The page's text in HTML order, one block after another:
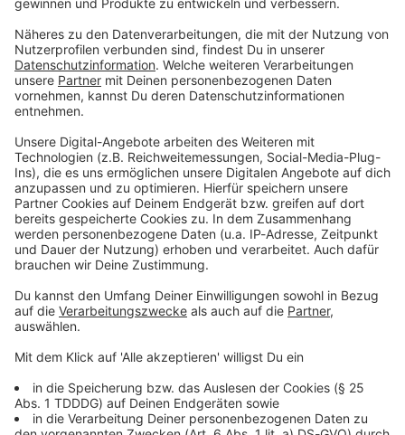
Du möchtest uns etwas sagen?
Studio Hotline
Kontaktformular
Sprachnachricht
© dpa-infocom, dpa:260616-930-232028/3
Sport